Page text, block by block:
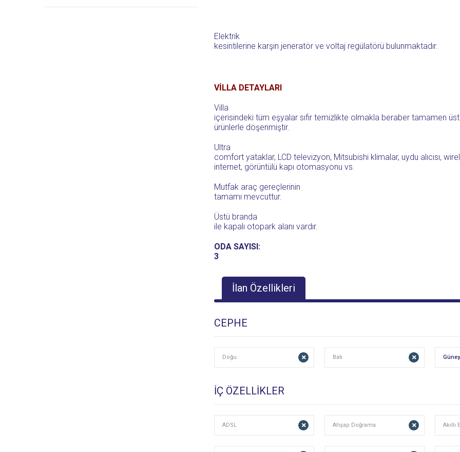
Elektrik
kesintilerine karşın jeneratör ve voltaj regülatörü bulunmaktadır.
VİLLA DETAYLARI
Villa
içerisindeki tüm eşyalar sıfır temizlikte olmakla beraber tamamen üst
ürünlerle döşenmiştir.
Ultra
comfort yataklar, LCD televizyon, Mitsubishi klimalar, uydu alıcısı,
internet, görüntülü kapı otomasyonu vs.
Mutfak araç gereçlerinin
tamamı mevcuttur.
Üstü branda
ile kapalı otopark alanı vardır.
ODA SAYISI:
3
İlan Özellikleri
CEPHE
Doğu Batı Güney
İÇ ÖZELLİKLER
ADSL Ahşap Doğrama Akıllı